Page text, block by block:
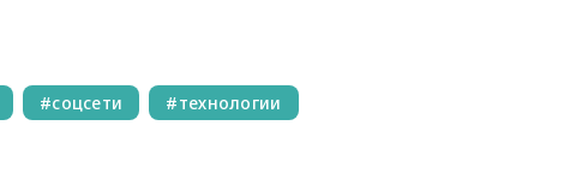
соцсети технологии